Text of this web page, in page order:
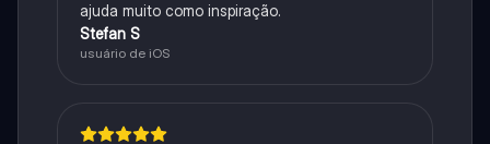
ajuda muito como inspiração.
Stefan S
usuário de iOS